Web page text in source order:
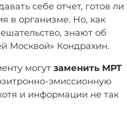
себе отчет, готов ли
в организме. Но, как
знают об
Москвой» Кондрахин.
могут заменить МРТ
эмиссионную
и информации не так